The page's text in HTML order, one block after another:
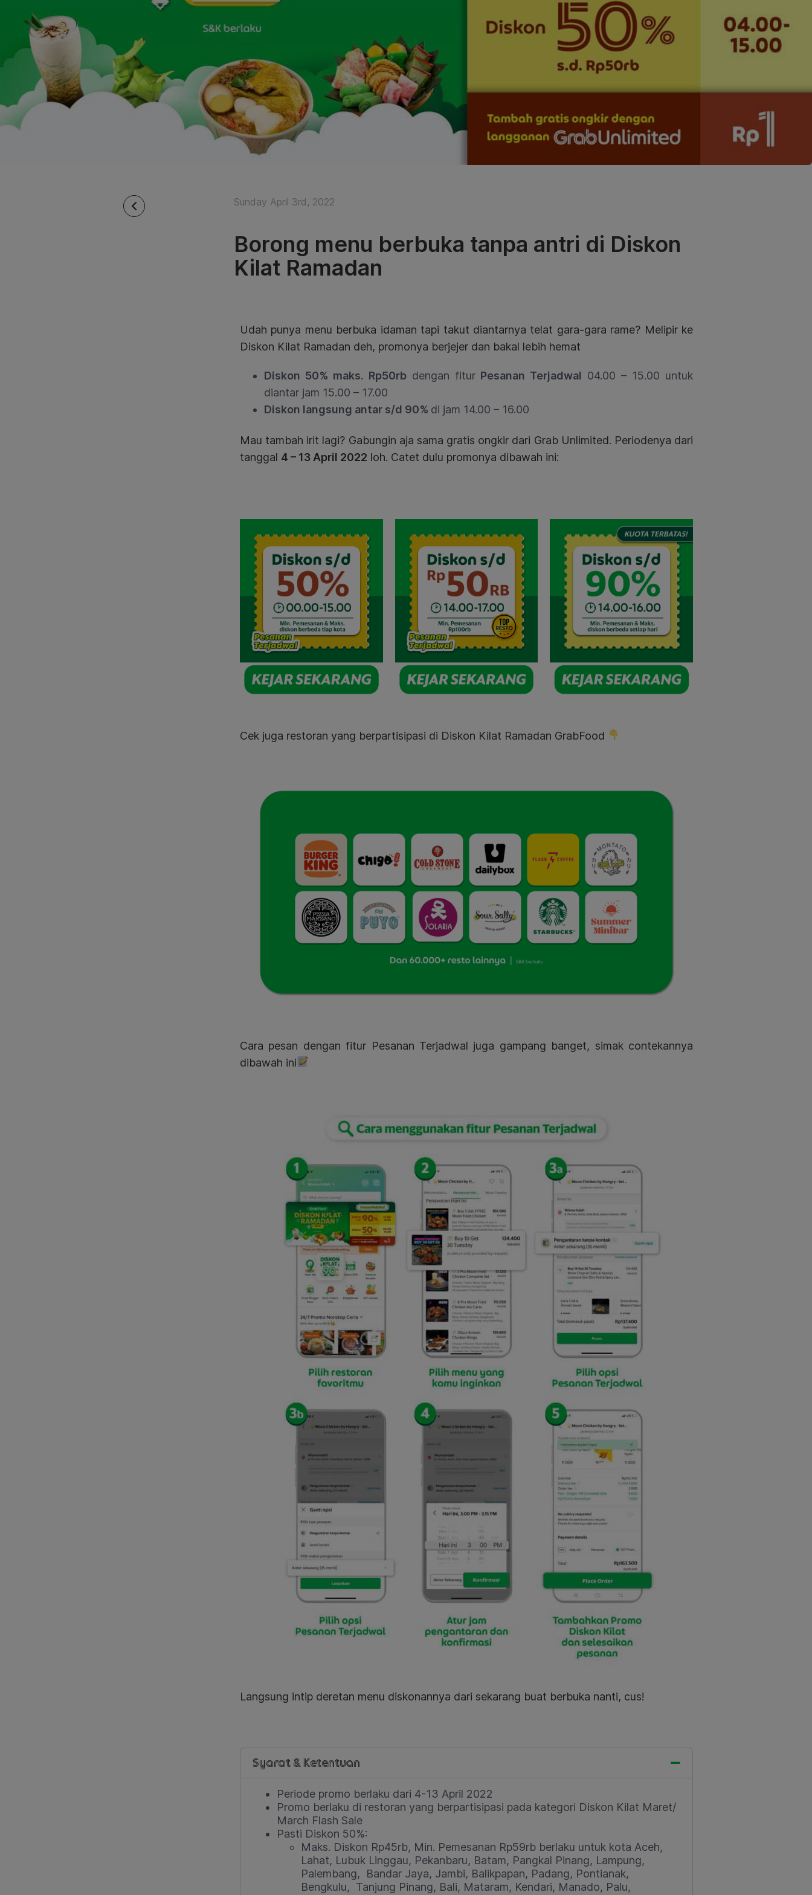
Sunday April 3rd, 2022
Borong menu berbuka tanpa antri di Diskon
Kilat Ramadan
Udah punya menu berbuka idaman tapi takut diantarnya telat gara-gara rame? Melipir ke
Diskon Kilat Ramadan deh, promonya berjejer dan bakal lebih hemat
Diskon 50% maks. Rp50rbdengan fitur Pesanan Terjadwal 04.00 – 15.00 untuk
diantar jam 15.00 – 17.00
Diskon langsung antar s/d 90% di jam 14.00 – 16.00
Mau tambah irit lagi? Gabungin aja sama gratis ongkir dari Grab Unlimited. Periodenya dari
tanggal 4 – 13 April 2022 loh. Catet dulu promonya dibawah ini:
Cek juga restoran yang berpartisipasi di Diskon Kilat Ramadan GrabFood
Cara pesan dengan fitur Pesanan Terjadwal juga gampang banget, simak contekannya
dibawah ini
Langsung intip deretan menu diskonannya dari sekarang buat berbuka nanti, cus!
Syarat & Ketentuan
Periode promo berlaku dari 4-13 April 2022
Promo berlaku di restoran yang berpartisipasi pada kategori Diskon Kilat Maret/
March Flash Sale
Pasti Diskon 50%:
Maks. Diskon Rp45rb, Min. Pemesanan Rp59rb berlaku untuk kota Aceh,
Lahat, Lubuk Linggau, Pekanbaru, Batam, Pangkal Pinang, Lampung,
Palembang, Bandar Jaya, Jambi, Balikpapan, Padang, Pontianak,
Bengkulu, Tanjung Pinang, Bali, Mataram, Kendari, Manado, Palu,